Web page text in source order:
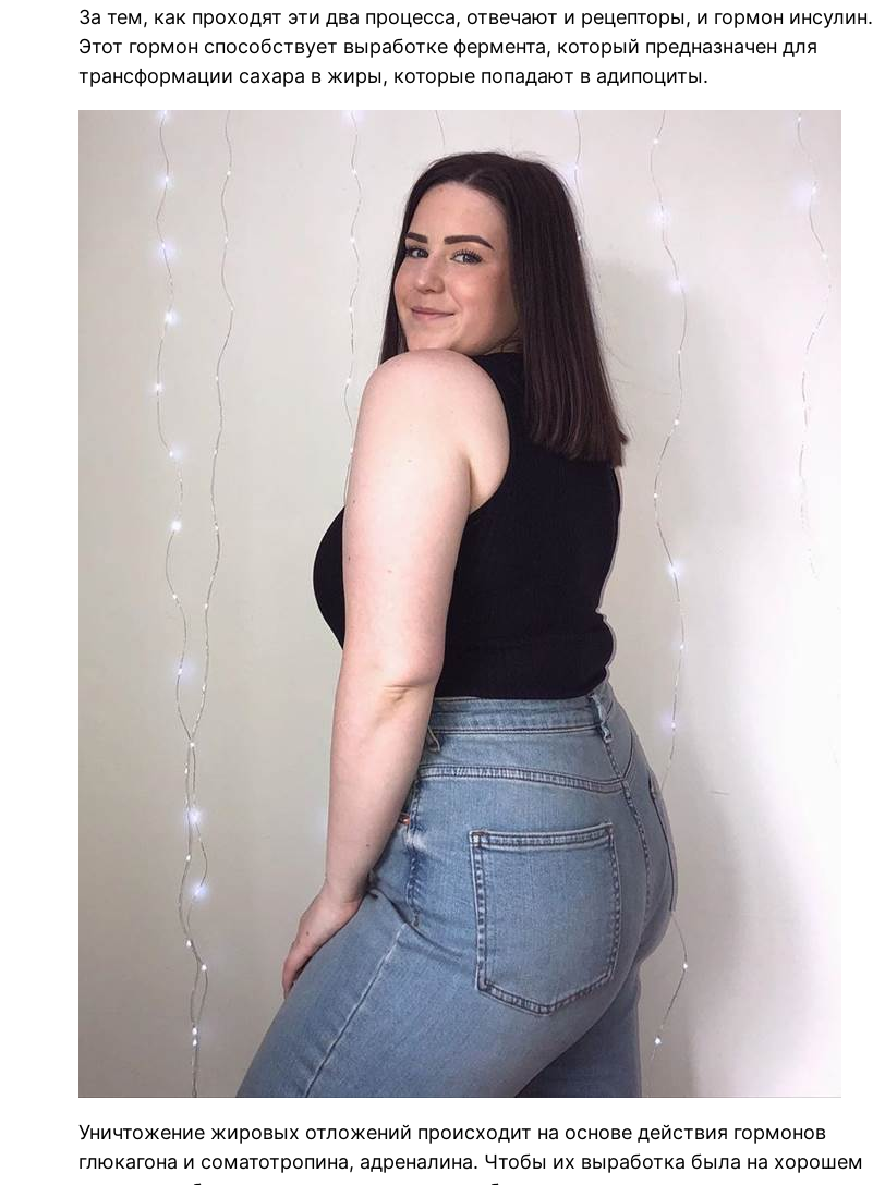
За тем, как проходят эти два процесса, отвечают и рецепторы, и гормон инсулин.
Этот гормон способствует выработке фермента, который предназначен для
трансформации сахара в жиры, которые попадают в адипоциты.
Уничтожение жировых отложений происходит на основе действия гормонов
глюкагона и соматотропина, адреналина. Чтобы их выработка была на хорошем